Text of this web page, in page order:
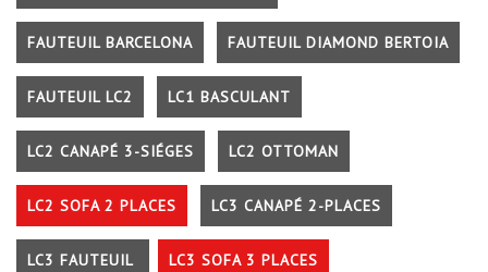
FAUTEUIL BARCELONA FAUTEUIL DIAMOND BERTOIA
FAUTEUIL LC2 LC1 BASCULANT
LC2 CANAPÉ 3-SIÉGES LC2 OTTOMAN
LC2 SOFA 2 PLACES LC3 CANAPÉ 2-PLACES
LC3 FAUTEUIL LC3 SOFA 3 PLACES